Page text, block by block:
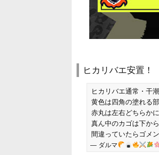
ヒカリバエ安置！
ヒカリバエ通常・干
黄色は四角の塗れる
赤丸は左右どちらか
真ん中のカゴは下か
間違っていたらゴメン
— ダルマ